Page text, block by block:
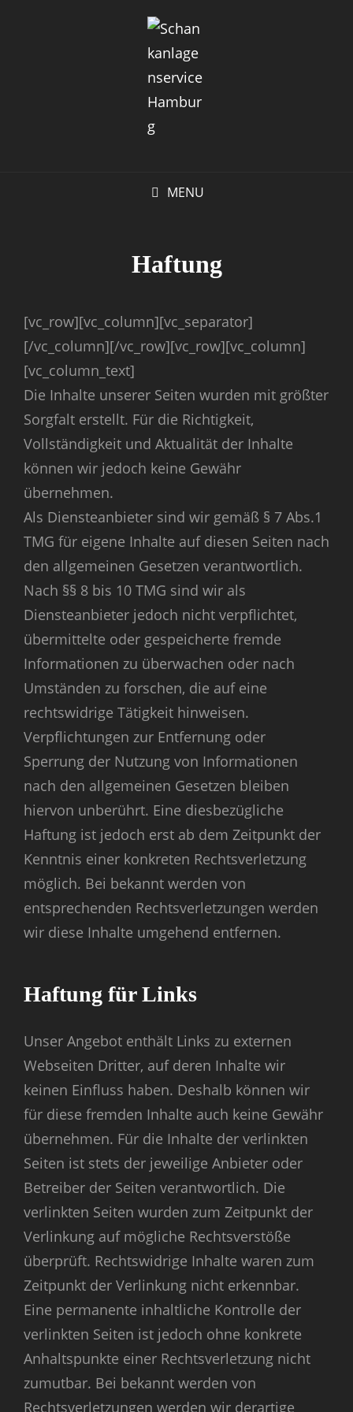
MENU
Haftung
[vc_row][vc_column][vc_separator]
[/vc_column][/vc_row][vc_row][vc_column]
[vc_column_text]
Die Inhalte unserer Seiten wurden mit größter
Sorgfalt erstellt. Für die Richtigkeit,
Vollständigkeit und Aktualität der Inhalte
können wir jedoch keine Gewähr
übernehmen.
Als Diensteanbieter sind wir gemäß § 7 Abs.1
TMG für eigene Inhalte auf diesen Seiten nach
den allgemeinen Gesetzen verantwortlich.
Nach §§ 8 bis 10 TMG sind wir als
Diensteanbieter jedoch nicht verpflichtet,
übermittelte oder gespeicherte fremde
Informationen zu überwachen oder nach
Umständen zu forschen, die auf eine
rechtswidrige Tätigkeit hinweisen.
Verpflichtungen zur Entfernung oder
Sperrung der Nutzung von Informationen
nach den allgemeinen Gesetzen bleiben
hiervon unberührt. Eine diesbezügliche
Haftung ist jedoch erst ab dem Zeitpunkt der
Kenntnis einer konkreten Rechtsverletzung
möglich. Bei bekannt werden von
entsprechenden Rechtsverletzungen werden
wir diese Inhalte umgehend entfernen.
Haftung für Links
Unser Angebot enthält Links zu externen
Webseiten Dritter, auf deren Inhalte wir
keinen Einfluss haben. Deshalb können wir
für diese fremden Inhalte auch keine Gewähr
übernehmen. Für die Inhalte der verlinkten
Seiten ist stets der jeweilige Anbieter oder
Betreiber der Seiten verantwortlich. Die
verlinkten Seiten wurden zum Zeitpunkt der
Verlinkung auf mögliche Rechtsverstöße
überprüft. Rechtswidrige Inhalte waren zum
Zeitpunkt der Verlinkung nicht erkennbar.
Eine permanente inhaltliche Kontrolle der
verlinkten Seiten ist jedoch ohne konkrete
Anhaltspunkte einer Rechtsverletzung nicht
zumutbar. Bei bekannt werden von
Rechtsverletzungen werden wir derartige